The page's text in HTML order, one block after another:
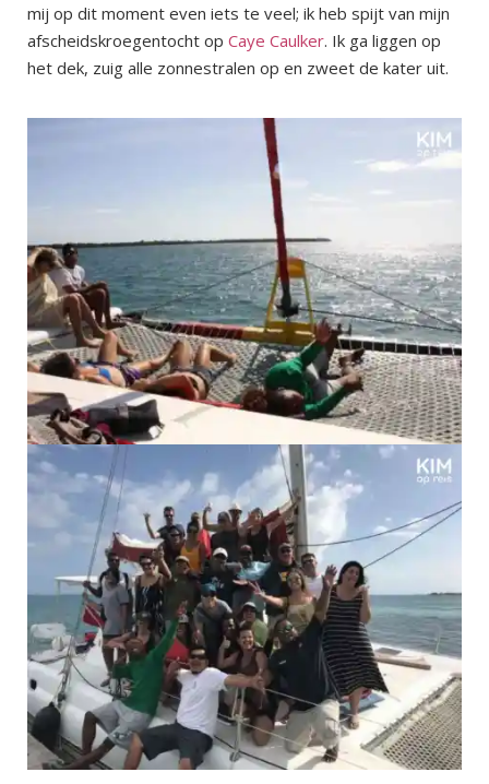
mij op dit moment even iets te veel; ik heb spijt van mijn
afscheidskroegentocht op Caye Caulker. Ik ga liggen op
het dek, zuig alle zonnestralen op en zweet de kater uit.